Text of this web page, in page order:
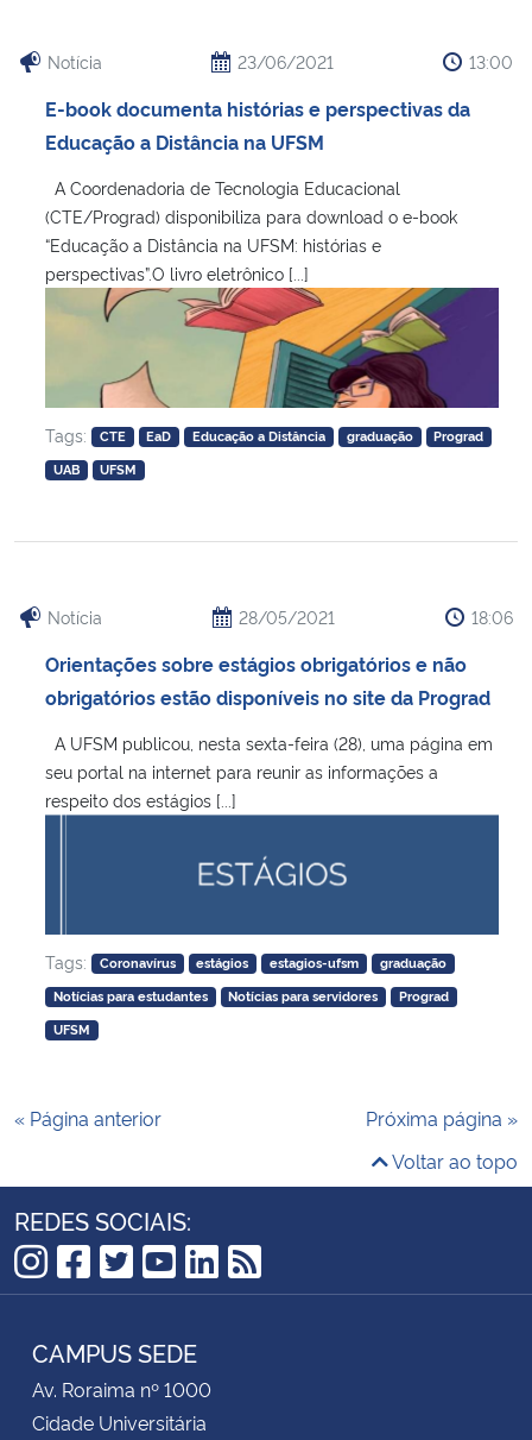
Notícia 23/06/2021 13:00
E-book documenta histórias e perspectivas da
Educação a Distância na UFSM
A Coordenadoria de Tecnologia Educacional
(CTE/Prograd) disponibiliza para download o e-book
“Educação a Distância na UFSM: histórias e
perspectivas”.O livro eletrônico [...]
Tags: CTE EaD Educação a Distância graduação
Prograd
UAB
UFSM
Notícia 28/05/2021 18:06
Orientações sobre estágios obrigatórios e não
obrigatórios estão disponíveis no site da Prograd
A UFSM publicou, nesta sexta-feira (28), uma página em
seu portal na internet para reunir as informações a
respeito dos estágios [...]
Tags: Coronavírus estágios estagios-ufsm
graduação
Notícias para estudantes
Notícias para servidores
Prograd
UFSM
« Página anterior
Próxima página »
Voltar ao topo
REDES SOCIAIS:
Instagram
Facebook
Twitter
YouTube
LinkedIn
RSS
CAMPUS SEDE
Av. Roraima nº 1000
Cidade Universitária